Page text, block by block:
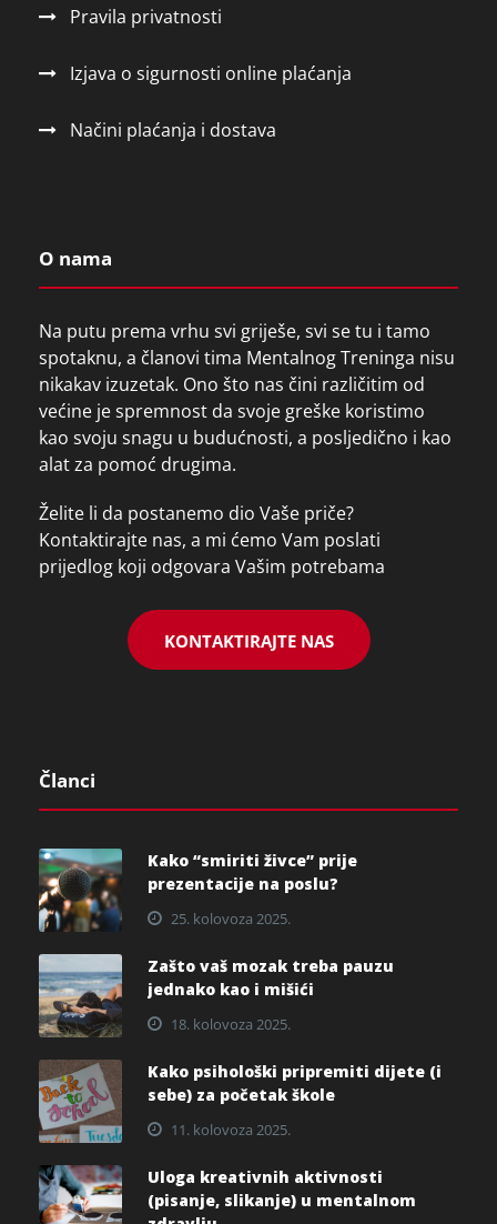
Pravila privatnosti
Izjava o sigurnosti online plaćanja
Načini plaćanja i dostava
O nama
Na putu prema vrhu svi griješe, svi se tu i tamo
spotaknu, a članovi tima Mentalnog Treninga nisu
nikakav izuzetak. Ono što nas čini različitim od
većine je spremnost da svoje greške koristimo
kao svoju snagu u budućnosti, a posljedično i kao
alat za pomoć drugima.
Želite li da postanemo dio Vaše priče?
Kontaktirajte nas, a mi ćemo Vam poslati
prijedlog koji odgovara Vašim potrebama
KONTAKTIRAJTE NAS
Članci
Kako “smiriti živce” prije
prezentacije na poslu?
25. kolovoza 2025.
Zašto vaš mozak treba pauzu
jednako kao i mišići
18. kolovoza 2025.
Kako psihološki pripremiti dijete (i
sebe) za početak škole
11. kolovoza 2025.
Uloga kreativnih aktivnosti
(pisanje, slikanje) u mentalnom